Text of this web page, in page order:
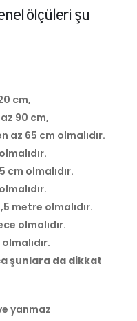
ölçüleri şu
cm,
90 cm,
az 65 cm olmalıdır.
cm olmalıdır.
metre olmalıdır.
olmalıdır.
şunlara da dikkat
yanmaz